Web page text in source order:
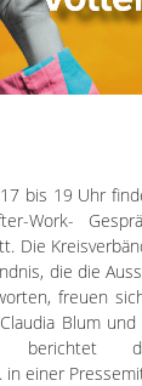
bis 19 Uhr
Work-
Die
die die
freuen
Blum und
der
in einer